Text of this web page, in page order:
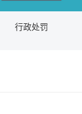
行政处罚